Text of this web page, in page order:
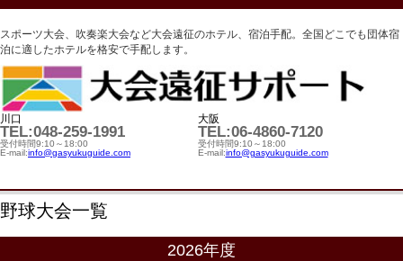
スポーツ大会、吹奏楽大会など大会遠征のホテル、宿泊手配。全国どこでも団体宿
泊に適したホテルを格安で手配します。
川口
TEL:048-259-1991
受付時間9:10～18:00
E-mail:info@gasyukuguide.com
大阪
TEL:06-4860-7120
受付時間9:10～18:00
E-mail:info@gasyukuguide.com
野球大会一覧
2026年度